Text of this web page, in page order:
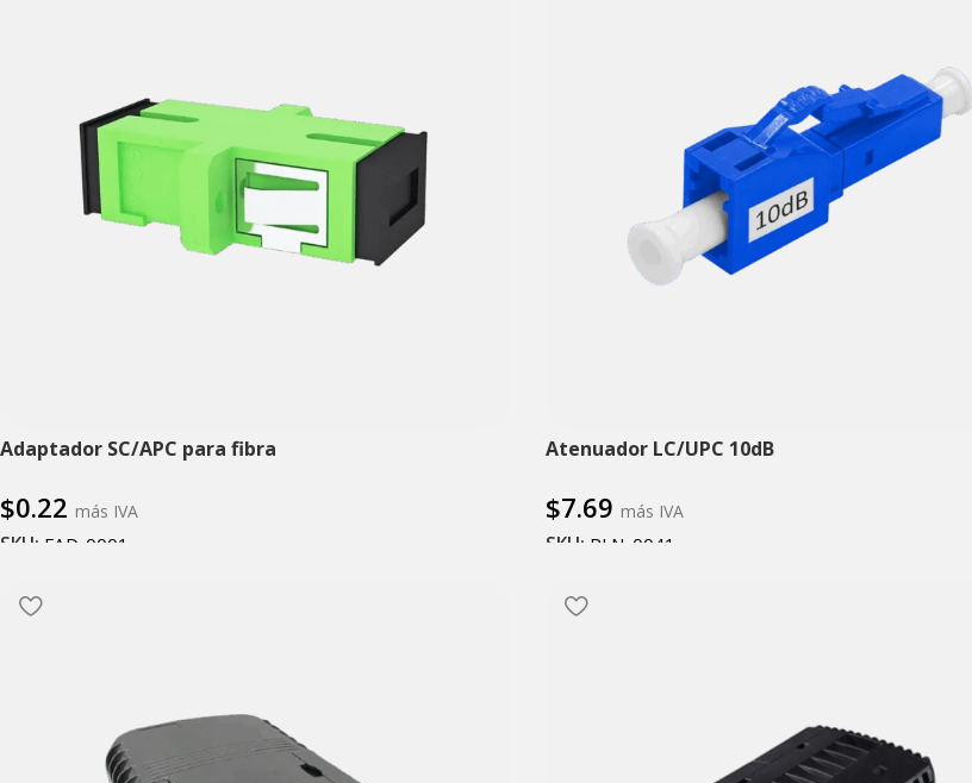
Adaptador SC/APC para fibra
$0.22 más IVA
SKU: FAD-0001
Atenuador LC/UPC 10dB
$7.69 más IVA
SKU: PLN-0041